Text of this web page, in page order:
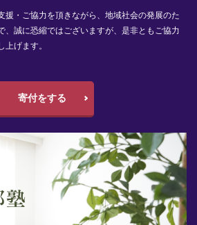
援・ご協力を頂きながら、地域社会の発展のた
、誠に恐縮ではございますが、是非ともご協力
げます。
寄付をする